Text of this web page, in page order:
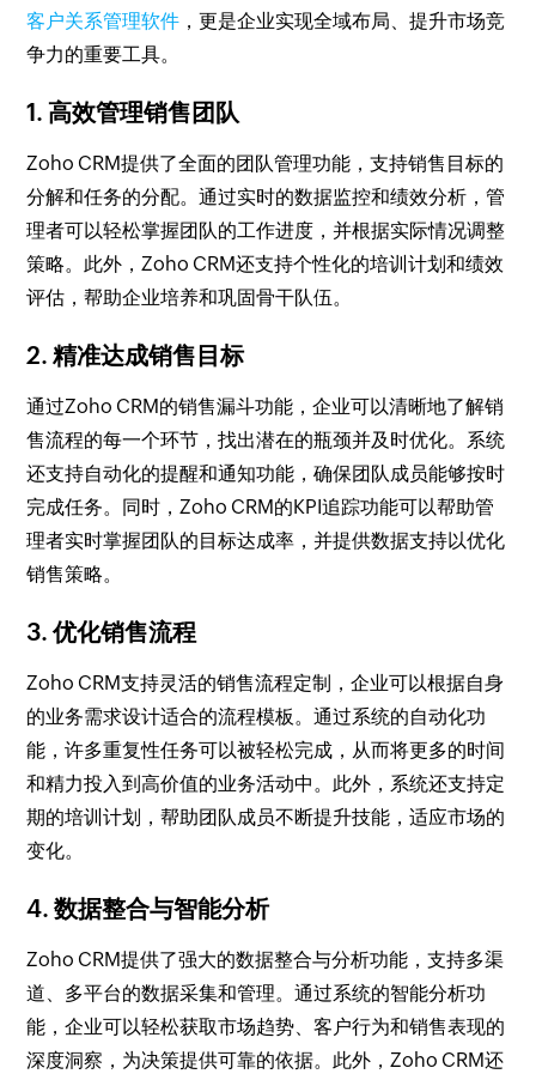
客户关系管理软件 ，更是企业实现全域布局、提升市场竞
争力的重要工具。
1. 高效管理销售团队
Zoho CRM提供了全面的团队管理功能，支持销售目标的
分解和任务的分配。通过实时的数据监控和绩效分析，管
理者可以轻松掌握团队的工作进度，并根据实际情况调整
策略。此外，Zoho CRM还支持个性化的培训计划和绩效
评估，帮助企业培养和巩固骨干队伍。
2. 精准达成销售目标
通过Zoho CRM的销售漏斗功能，企业可以清晰地了解销
售流程的每一个环节，找出潜在的瓶颈并及时优化。系统
还支持自动化的提醒和通知功能，确保团队成员能够按时
完成任务。同时，Zoho CRM的KPI追踪功能可以帮助管
理者实时掌握团队的目标达成率，并提供数据支持以优化
销售策略。
3. 优化销售流程
Zoho CRM支持灵活的销售流程定制，企业可以根据自身
的业务需求设计适合的流程模板。通过系统的自动化功
能，许多重复性任务可以被轻松完成，从而将更多的时间
和精力投入到高价值的业务活动中。此外，系统还支持定
期的培训计划，帮助团队成员不断提升技能，适应市场的
变化。
4. 数据整合与智能分析
Zoho CRM提供了强大的数据整合与分析功能，支持多渠
道、多平台的数据采集和管理。通过系统的智能分析功
能，企业可以轻松获取市场趋势、客户行为和销售表现的
深度洞察，为决策提供可靠的依据。此外，Zoho CRM还